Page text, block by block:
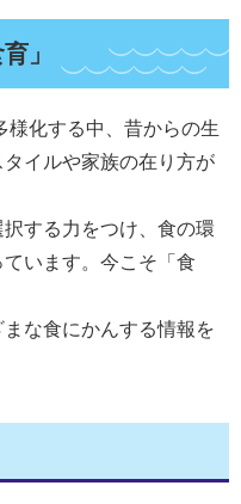
」
化する中、昔からの生
イルや家族の在り方が
する力をつけ、食の環
います。今こそ「食
な食にかんする情報を